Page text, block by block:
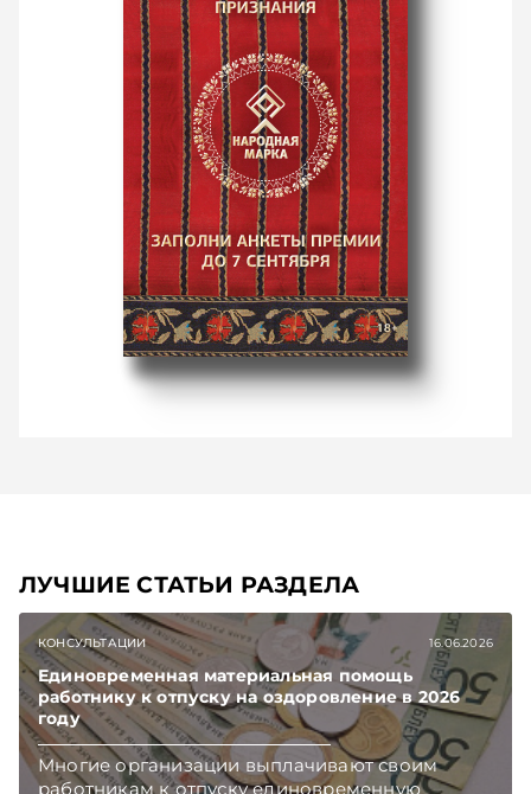
ЛУЧШИЕ СТАТЬИ РАЗДЕЛА
КОНСУЛЬТАЦИИ 16.06.2026
Единовременная материальная помощь
работнику к отпуску на оздоровление в 2026
году
Многие организации выплачивают своим
работникам к отпуску единовременную